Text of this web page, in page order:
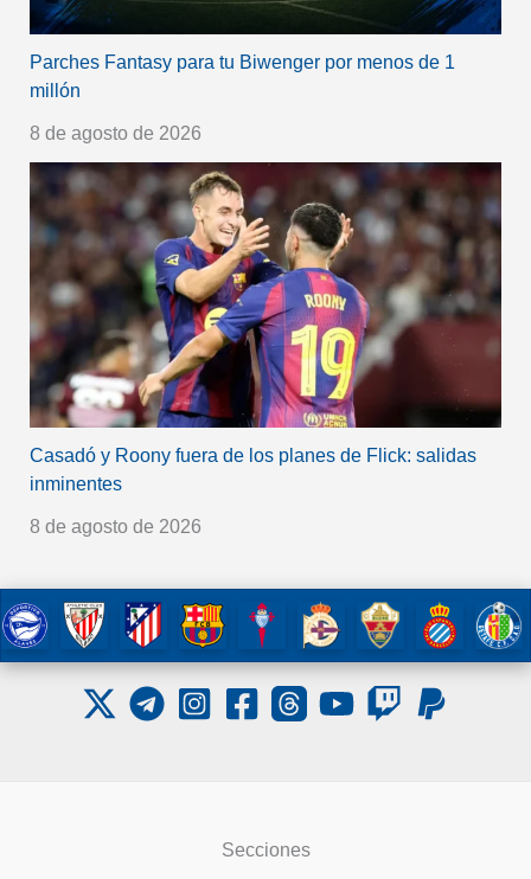
Parches Fantasy para tu Biwenger por menos de 1
millón
8 de agosto de 2026
Casadó y Roony fuera de los planes de Flick: salidas
inminentes
8 de agosto de 2026
Secciones